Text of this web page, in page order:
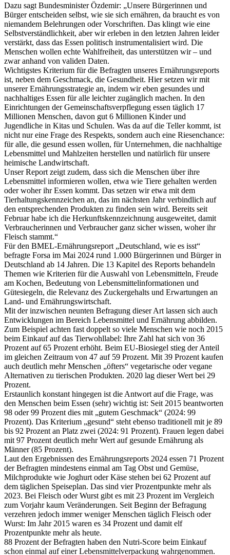
Dazu sagt Bundesminister Özdemir: „Unsere Bürgerinnen und
Bürger entscheiden selbst, wie sie sich ernähren, da braucht es von
niemandem Belehrungen oder Vorschriften. Das klingt wie eine
Selbstverständlichkeit, aber wir erleben in den letzten Jahren leider
verstärkt, dass das Essen politisch instrumentalisiert wird. Die
Menschen wollen echte Wahlfreiheit, das unterstützen wir – und
zwar anhand von validen Daten.
Wichtigstes Kriterium für die Befragten unseres Ernährungsreports
ist, neben dem Geschmack, die Gesundheit. Hier setzen wir mit
unserer Ernährungsstrategie an, indem wir eben gesundes und
nachhaltiges Essen für alle leichter zugänglich machen. In den
Einrichtungen der Gemeinschaftsverpflegung essen täglich 17
Millionen Menschen, davon gut 6 Millionen Kinder und
Jugendliche in Kitas und Schulen. Was da auf die Teller kommt, ist
nicht nur eine Frage des Respekts, sondern auch eine Riesenchance:
für alle, die gesund essen wollen, für Unternehmen, die nachhaltige
Lebensmittel und Mahlzeiten herstellen und natürlich für unsere
heimische Landwirtschaft.
Unser Report zeigt zudem, dass sich die Menschen über ihre
Lebensmittel informieren wollen, etwa wie Tiere gehalten werden
oder woher ihr Essen kommt. Das setzen wir etwa mit dem
Tierhaltungskennzeichen an, das im nächsten Jahr verbindlich auf
den entsprechenden Produkten zu finden sein wird. Bereits seit
Februar habe ich die Herkunftskennzeichnung ausgeweitet, damit
Verbraucherinnen und Verbraucher ganz sicher wissen, woher ihr
Fleisch stammt.“
Für den BMEL-Ernährungsreport „Deutschland, wie es isst“
befragte Forsa im Mai 2024 rund 1.000 Bürgerinnen und Bürger in
Deutschland ab 14 Jahren. Die 13 Kapitel des Reports behandeln
Themen wie Kriterien für die Auswahl von Lebensmitteln, Freude
am Kochen, Bedeutung von Lebensmittelinformationen und
Gütesiegeln, die Relevanz des Zuckergehalts und Erwartungen an
Land- und Ernährungswirtschaft.
Mit der inzwischen neunten Befragung dieser Art lassen sich auch
Entwicklungen im Bereich Lebensmittel und Ernährung abbilden.
Zum Beispiel achten fast doppelt so viele Menschen wie noch 2015
beim Einkauf auf das Tierwohllabel: Ihre Zahl hat sich von 36
Prozent auf 65 Prozent erhöht. Beim EU-Biosiegel stieg der Anteil
im gleichen Zeitraum von 47 auf 59 Prozent. Mit 39 Prozent kaufen
auch deutlich mehr Menschen „öfters“ vegetarische oder vegane
Alternativen zu tierischen Produkten. 2020 lag dieser Wert bei 29
Prozent.
Erstaunlich konstant hingegen ist die Antwort auf die Frage, was
den Menschen beim Essen (sehr) wichtig ist: Seit 2015 beantworten
98 oder 99 Prozent dies mit „gutem Geschmack“ (2024: 99
Prozent). Das Kriterium „gesund“ steht ebenso traditionell mit je 89
bis 92 Prozent an Platz zwei (2024: 91 Prozent). Frauen legen dabei
mit 97 Prozent deutlich mehr Wert auf gesunde Ernährung als
Männer (85 Prozent).
Laut den Ergebnissen des Ernährungsreports 2024 essen 71 Prozent
der Befragten mindestens einmal am Tag Obst und Gemüse,
Milchprodukte wie Joghurt oder Käse stehen bei 62 Prozent auf
dem täglichen Speiseplan. Das sind vier Prozentpunkte mehr als
2023. Bei Fleisch oder Wurst gibt es mit 23 Prozent im Vergleich
zum Vorjahr kaum Veränderungen. Seit Beginn der Befragung
verzehren jedoch immer weniger Menschen täglich Fleisch oder
Wurst: Im Jahr 2015 waren es 34 Prozent und damit elf
Prozentpunkte mehr als heute.
88 Prozent der Befragten haben den Nutri-Score beim Einkauf
schon einmal auf einer Lebensmittelverpackung wahrgenommen.